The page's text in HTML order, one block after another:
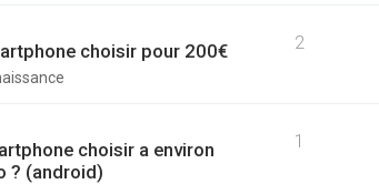
choisir pour 200€ 2
choisir a environ
? (android)
1